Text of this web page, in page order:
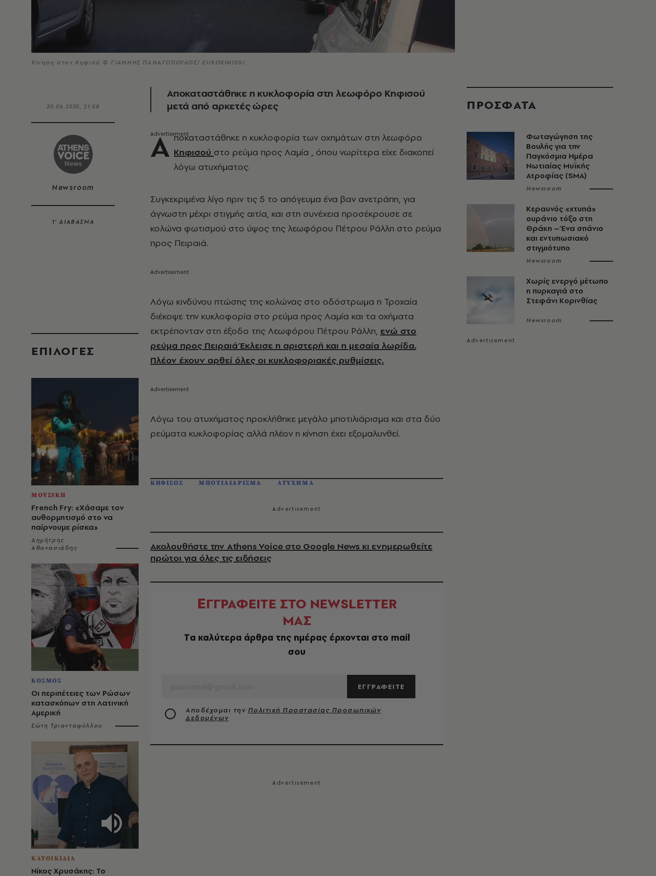
Κίνηση στον Κηφισό © ΓΙΑΝΝΗΣ ΠΑΝΑΓΟΠΟΥΛΟΣ/ EUROKINISSI
20.06.2025, 21:58
Newsroom
1’ ΔΙΑΒΑΣΜΑ
EΠΙΛΟΓΈΣ
ΜΟΥΣΙΚΗ
French Fry: «Χάσαμε τον
αυθορμητισμό στο να
παίρνουμε ρίσκα»
Δημήτρης
Αθανασιάδης
ΚΟΣΜΟΣ
Οι περιπέτειες των Ρώσων
κατασκόπων στη Λατινική
Αμερική
Σώτη Τριανταφύλλου
ΚΑΤΟΙΚΙΔΙΑ
Νίκος Χρυσάκης: Το
Αποκαταστάθηκε η κυκλοφορία στη λεωφόρο Κηφισού
μετά από αρκετές ώρες
Α ποκαταστάθηκε η κυκλοφορία των οχημάτων στη λεωφόρο
Κηφισού στο ρεύμα προς Λαμία , όπου νωρίτερα είχε διακοπεί
λόγω ατυχήματος.
Συγκεκριμένα λίγο πριν τις 5 το απόγευμα ένα βαν ανετράπη, για
άγνωστη μέχρι στιγμής αιτία, και στη συνέχεια προσέκρουσε σε
κολώνα φωτισμού στο ύψος της λεωφόρου Πέτρου Ράλλη στο ρεύμα
προς Πειραιά.
Λόγω κινδύνου πτώσης της κολώνας στο οδόστρωμα η Τροχαία
διέκοψε την κυκλοφορία στο ρεύμα προς Λαμία και τα οχήματα
εκτρέπονταν στη έξοδο της Λεωφόρου Πέτρου Ράλλη, ενώ στο
ρεύμα προς Πειραιά Έκλεισε η αριστερή και η μεσαία λωρίδα.
Πλέον έχουν αρθεί όλες οι κυκλοφοριακές ρυθμίσεις.
Λόγω του ατυχήματος προκλήθηκε μεγάλο μποτιλιάρισμα και στα δύο
ρεύματα κυκλοφορίας αλλά πλέον η κίνηση έχει εξομαλυνθεί.
ΚΗΦΙΣΟΣ ΜΠΟΤΙΛΙΑΡΙΣΜΑ ΑΤΥΧΗΜΑ
Ακολουθήστε την Athens Voice στο Google News κι ενημερωθείτε
πρώτοι για όλες τις ειδήσεις
ΕΓΓΡΑΦΕΙΤΕ ΣΤΟ NEWSLETTER
ΜΑΣ
Tα καλύτερα άρθρα της ημέρας έρχονται στο mail
σου
ΕΓΓΡΑΦΕΙΤΕ
Αποδέχομαι την Πολιτική Προστασίας Προσωπικών
Δεδομένων
ΠΡΟΣΦΑΤΑ
Φωταγώγηση της
Βουλής για την
Παγκόσμια Ημέρα
Νωτιαίας Μυϊκής
Ατροφίας (SMA)
Newsroom
Κεραυνός «χτυπά»
ουράνιο τόξο στη
Θράκη – Ένα σπάνιο
και εντυπωσιακό
στιγμιότυπο
Newsroom
Χωρίς ενεργό μέτωπο
η πυρκαγιά στο
Στεφάνι Κορινθίας
Newsroom